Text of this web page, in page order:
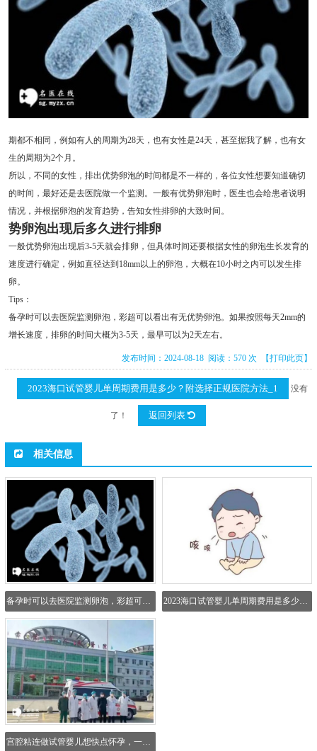
期都不相同，例如有人的周期为28天，也有女性是24天，甚至据我了解，也有女
生的周期为2个月。
所以，不同的女性，排出优势卵泡的时间都是不一样的，各位女性想要知道确切
的时间，最好还是去医院做一个监测。一般有优势卵泡时，医生也会给患者说明
情况，并根据卵泡的发育趋势，告知女性排卵的大致时间。
势卵泡出现后多久进行排卵
一般优势卵泡出现后3-5天就会排卵，但具体时间还要根据女性的卵泡生长发育的
速度进行确定，例如直径达到18mm以上的卵泡，大概在10小时之内可以发生排
卵。
Tips：
备孕时可以去医院监测卵泡，彩超可以看出有无优势卵泡。如果按照每天2mm的
增长速度，排卵的时间大概为3-5天，最早可以为2天左右。
发布时间：2024-08-18 阅读：570 次 【打印此页】
2023海口试管婴儿单周期费用是多少？附选择正规医院方法_1 没有
了！ 返回列表
相关信息
备孕时可以去医院监测卵泡，彩超可以看出有无优势卵泡 2023海口试管婴儿单周期费用是多少？附选择正规医院方法_1
宫腔粘连做试管婴儿想快点怀孕，一定要做好这几点